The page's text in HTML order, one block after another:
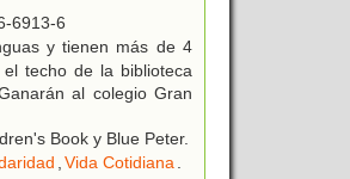
6913-6
y tienen más de 4
techo de la biblioteca
al colegio Gran
Book y Blue Peter.
,Vida Cotidiana.